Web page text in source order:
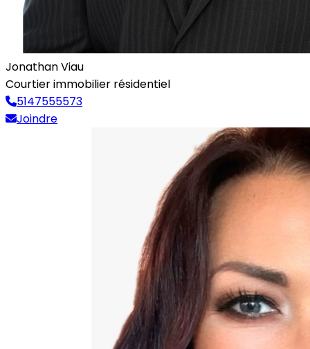
Jonathan Viau
Courtier immobilier résidentiel
5147555573
Joindre